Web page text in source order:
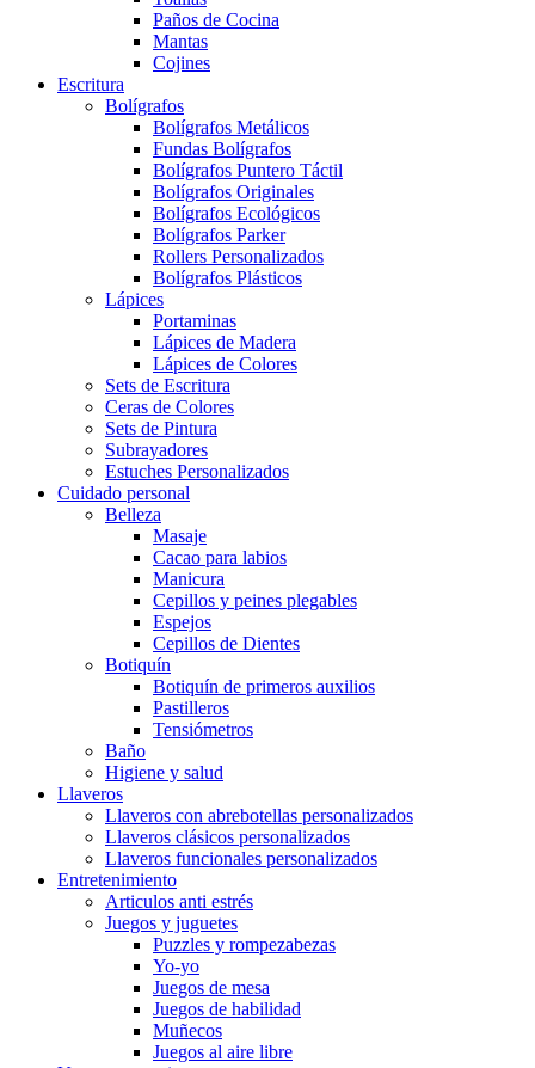
Paños de Cocina
Mantas
Cojines
Escritura
Bolígrafos
Bolígrafos Metálicos
Fundas Bolígrafos
Bolígrafos Puntero Táctil
Bolígrafos Originales
Bolígrafos Ecológicos
Bolígrafos Parker
Rollers Personalizados
Bolígrafos Plásticos
Lápices
Portaminas
Lápices de Madera
Lápices de Colores
Sets de Escritura
Ceras de Colores
Sets de Pintura
Subrayadores
Estuches Personalizados
Cuidado personal
Belleza
Masaje
Cacao para labios
Manicura
Cepillos y peines plegables
Espejos
Cepillos de Dientes
Botiquín
Botiquín de primeros auxilios
Pastilleros
Tensiómetros
Baño
Higiene y salud
Llaveros
Llaveros con abrebotellas personalizados
Llaveros clásicos personalizados
Llaveros funcionales personalizados
Entretenimiento
Articulos anti estrés
Juegos y juguetes
Puzzles y rompezabezas
Yo-yo
Juegos de mesa
Juegos de habilidad
Muñecos
Juegos al aire libre